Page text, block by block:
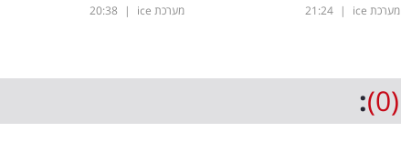
מערכת ice |
21:24 מערכת ice |
20:38
(0)
: